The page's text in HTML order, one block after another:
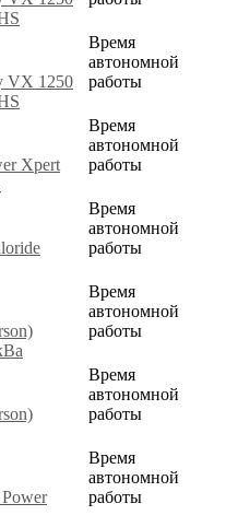
VX 1250
Время
автономной
работы
Xpert
Время
автономной
работы
Время
автономной
работы
Время
автономной
работы
Время
автономной
работы
Время
автономной
работы